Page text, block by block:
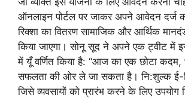
ऑनलाइन पोर्टल पर जाकर अपने आवेदन
रिक्शा का वितरण सामाजिक और आर्थिक
किया जाएगा। सोनू सूद ने अपने एक ट्वीट में
में यूँ वर्णित किया है: “आज का एक छोटा कदम,
सफलता की ओर ले जा सकता है। नि:शुल्क ई-
जिसे व्यवसायों को प्रारंभ करने के लिए उपयोग